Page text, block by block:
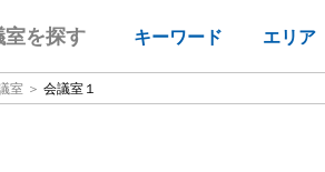
室を探す キーワード エリア
室 会議室１